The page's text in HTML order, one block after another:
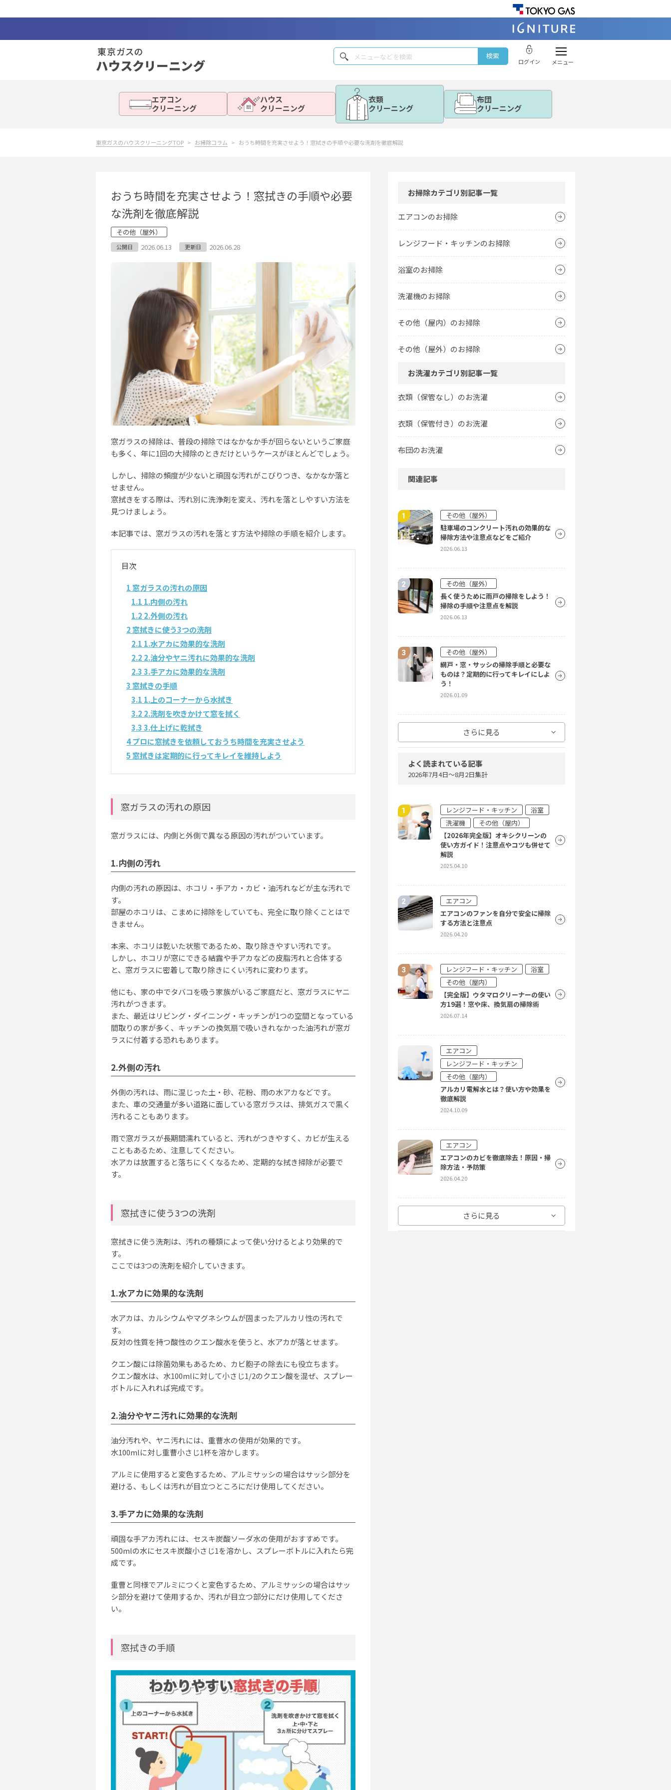
ログイン メニュー
エアコン
クリーニング
ハウス
クリーニング
衣類
クリーニング
布団
クリーニング
東京ガスのハウスクリーニングTOP お掃除コラム おうち時間を充実させよう！窓拭きの手順や必要な洗剤を徹底解説
おうち時間を充実させよう！窓拭きの手順や必要
な洗剤を徹底解説
その他（屋外）
公開日 2026.06.13 更新日 2026.06.28
窓ガラスの掃除は、普段の掃除ではなかなか手が回らないというご家庭
も多く、年に1回の大掃除のときだけというケースがほとんどでしょう。
しかし、掃除の頻度が少ないと頑固な汚れがこびりつき、なかなか落と
せません。
窓拭きをする際は、汚れ別に洗浄剤を変え、汚れを落としやすい方法を
見つけましょう。
本記事では、窓ガラスの汚れを落とす方法や掃除の手順を紹介します。
目次
1 窓ガラスの汚れの原因
1.1 1.内側の汚れ
1.2 2.外側の汚れ
2 窓拭きに使う3つの洗剤
2.1 1.水アカに効果的な洗剤
2.2 2.油分やヤニ汚れに効果的な洗剤
2.33.手アカに効果的な洗剤
3 窓拭きの手順
3.1 1.上のコーナーから水拭き
3.2 2.洗剤を吹きかけて窓を拭く
3.33.仕上げに乾拭き
4プロに窓拭きを依頼しておうち時間を充実させよう
5 窓拭きは定期的に行ってキレイを維持しよう
窓ガラスの汚れの原因
窓ガラスには、内側と外側で異なる原因の汚れがついています。
1.内側の汚れ
内側の汚れの原因は、ホコリ・手アカ・カビ・油汚れなどが主な汚れで
す。
部屋のホコリは、こまめに掃除をしていても、完全に取り除くことはで
きません。
本来、ホコリは乾いた状態であるため、取り除きやすい汚れです。
しかし、ホコリが窓にできる結露や手アカなどの皮脂汚れと合体する
と、窓ガラスに密着して取り除きにくい汚れに変わります。
他にも、家の中でタバコを吸う家族がいるご家庭だと、窓ガラスにヤニ
汚れがつきます。
また、最近はリビング・ダイニング・キッチンが1つの空間となっている
間取りの家が多く、キッチンの換気扇で吸いきれなかった油汚れが窓ガ
ラスに付着する恐れもあります。
2.外側の汚れ
外側の汚れは、雨に混じった土・砂、花粉、雨の水アカなどです。
また、車の交通量が多い道路に面している窓ガラスは、排気ガスで黒く
汚れることもあります。
雨で窓ガラスが長期間濡れていると、汚れがつきやすく、カビが生える
こともあるため、注意してください。
水アカは放置すると落ちにくくなるため、定期的な拭き掃除が必要で
す。
窓拭きに使う3つの洗剤
窓拭きに使う洗剤は、汚れの種類によって使い分けるとより効果的で
す。
ここでは3つの洗剤を紹介していきます。
1.水アカに効果的な洗剤
水アカは、カルシウムやマグネシウムが固まったアルカリ性の汚れで
す。
反対の性質を持つ酸性のクエン酸水を使うと、水アカが落とせます。
クエン酸には除菌効果もあるため、カビ胞子の除去にも役立ちます。
クエン酸水は、水100mlに対して小さじ1/2のクエン酸を混ぜ、スプレー
ボトルに入れれば完成です。
2.油分やヤニ汚れに効果的な洗剤
油分汚れや、ヤニ汚れには、重曹水の使用が効果的です。
水100mlに対し重曹小さじ1杯を溶かします。
アルミに使用すると変色するため、アルミサッシの場合はサッシ部分を
避ける、もしくは汚れが目立つところにだけ使用してください。
3.手アカに効果的な洗剤
頑固な手アカ汚れには、セスキ炭酸ソーダ水の使用がおすすめです。
500mlの水にセスキ炭酸小さじ1を溶かし、スプレーボトルに入れたら完
成です。
重曹と同様でアルミにつくと変色するため、アルミサッシの場合はサッ
シ部分を避けて使用するか、汚れが目立つ部分にだけ使用してくださ
い。
窓拭きの手順
お掃除カテゴリ別記事一覧
エアコンのお掃除
レンジフード・キッチンのお掃除
浴室のお掃除
洗濯機のお掃除
その他（屋内）のお掃除
その他（屋外）のお掃除
お洗濯カテゴリ別記事一覧
衣類（保管なし）のお洗濯
衣類（保管付き）のお洗濯
布団のお洗濯
関連記事
その他（屋外）
駐車場のコンクリート汚れの効果的な
掃除方法や注意点などをご紹介
2026.06.13
その他（屋外）
長く使うために雨戸の掃除をしよう！
掃除の手順や注意点を解説
2026.06.13
その他（屋外）
網戸・窓・サッシの掃除手順と必要な
ものは？定期的に行ってキレイにしよ
う！
2026.01.09
その他（屋外）
放置するとカビの原因に！窓の結露対
2026.01.08
マンション暮らしの方必見！ベランダ
掃除の手順と注意点などをご紹介
2025.12.08
その他（屋外）
利アイテムを紹介
2025.12.08
その他（屋外）
りに効果的な理由や普段のお手入れを
解説！
2024.10.09
その他（屋外）
掃除方法をご紹介
2021.04.13
さらに見る
よく読まれている記事
2026年7月4日〜8月2日集計
レンジフード・キッチン
浴室
洗濯機
その他（屋内）
【2026年完全版】オキシクリーンの
使い方ガイド！注意点やコツも併せて
解説
2025.04.10
エアコン
エアコンのファンを自分で安全に掃除
する方法と注意点
2026.04.20
レンジフード・キッチン
浴室
その他（屋内）
【完全版】ウタマロクリーナーの使い
方19選！窓や床、換気扇の掃除術
2026.07.14
エアコン
レンジフード・キッチン
その他（屋内）
アルカリ電解水とは？使い方や効果を
徹底解説
2024.10.09
エアコン
エアコンのカビを徹底除去！原因・掃
除方法・予防策
2026.04.20
洗濯機
オキシクリーンで洗濯槽をピカピカ
さらに見る